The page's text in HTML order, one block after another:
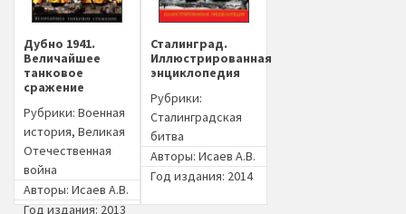
Дубно 1941.
Величайшее
танковое
сражение
Рубрики: Военная
история, Великая
Отечественная
война
Авторы: Исаев А.В.
Год издания: 2013
Сталинград.
Иллюстрированная
энциклопедия
Рубрики:
Сталинградская
битва
Авторы: Исаев А.В.
Год издания: 2014